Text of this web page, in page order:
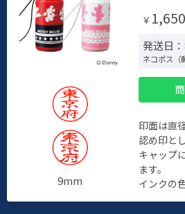
9mm
￥ 1,650
発送日
ネコポス（
印面は直
認め印と
キャップ
ます。
インクの